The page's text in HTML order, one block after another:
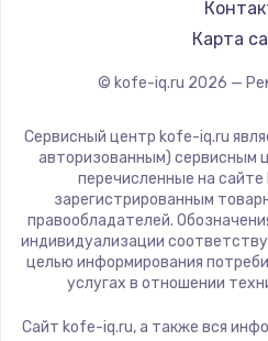
JVC
ROCKET
Карта
© kofe-iq.ru 2026 —
Сервисный центр kofe-iq.ru
авторизованным) сервисным
перечисленные на
зарегистрированным
правообладателей.
индивидуализации
целью информирования
услугах в отношении
Сайт kofe-iq.ru, а также вся